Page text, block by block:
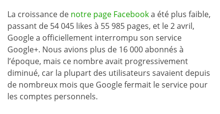
La croissance de notre page Facebooka été plus faible,
passant de 54 045 likes à 55 985 pages, et le 2 avril,
Google a officiellement interrompu son service
Google+. Nous avions plus de 16 000 abonnés à
l’époque, mais ce nombre avait progressivement
diminué, car la plupart des utilisateurs savaient depuis
de nombreux mois que Google fermait le service pour
les comptes personnels.